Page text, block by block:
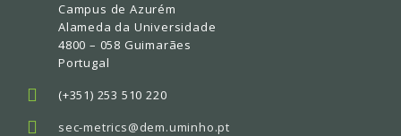
Campus de Azurém
Alameda da Universidade
4800 – 058 Guimarães
Portugal
(+351) 253 510 220
sec-metrics@dem.uminho.pt